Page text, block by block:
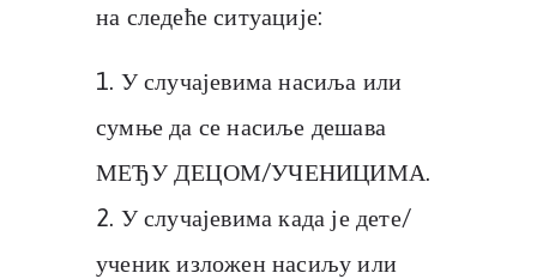
на следеће ситуације:
У случајевима насиља или
сумње да се насиље дешава
МЕЂУ ДЕЦОМ/УЧЕНИЦИМА.
У случајевима када је дете/
ученик изложен насиљу или